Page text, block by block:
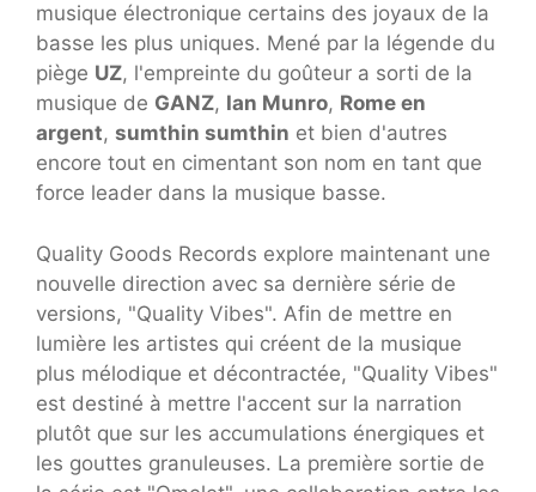
musique électronique certains des joyaux de la
basse les plus uniques. Mené par la légende du
piège UZ, l'empreinte du goûteur a sorti de la
musique de GANZ, Ian Munro, Rome en
argent, sumthin sumthin et bien d'autres
encore tout en cimentant son nom en tant que
force leader dans la musique basse.
Quality Goods Records explore maintenant une
nouvelle direction avec sa dernière série de
versions, "Quality Vibes". Afin de mettre en
lumière les artistes qui créent de la musique
plus mélodique et décontractée, "Quality Vibes"
est destiné à mettre l'accent sur la narration
plutôt que sur les accumulations énergiques et
les gouttes granuleuses. La première sortie de